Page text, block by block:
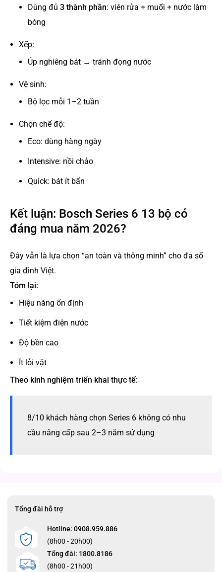
Dùng đủ 3 thành phần: viên rửa + muối + nước làm
bóng
Xếp:
Úp nghiêng bát → tránh đọng nước
Vệ sinh:
Bộ lọc mỗi 1–2 tuần
Chọn chế độ:
Eco: dùng hàng ngày
Intensive: nồi chảo
Quick: bát ít bẩn
Kết luận: Bosch Series 6 13 bộ có
đáng mua năm 2026?
Đây vẫn là lựa chọn “an toàn và thông minh” cho đa số
gia đình Việt.
Tóm lại:
Hiệu năng ổn định
Tiết kiệm điện nước
Độ bền cao
Ít lỗi vặt
Theo kinh nghiệm triển khai thực tế:
8/10 khách hàng chọn Series 6 không có nhu
cầu nâng cấp sau 2–3 năm sử dụng
Tổng đài hỗ trợ
Hotline: 0908.959.886
(8h00 - 20h00)
Tổng đài: 1800.8186
(8h00 - 21h00)